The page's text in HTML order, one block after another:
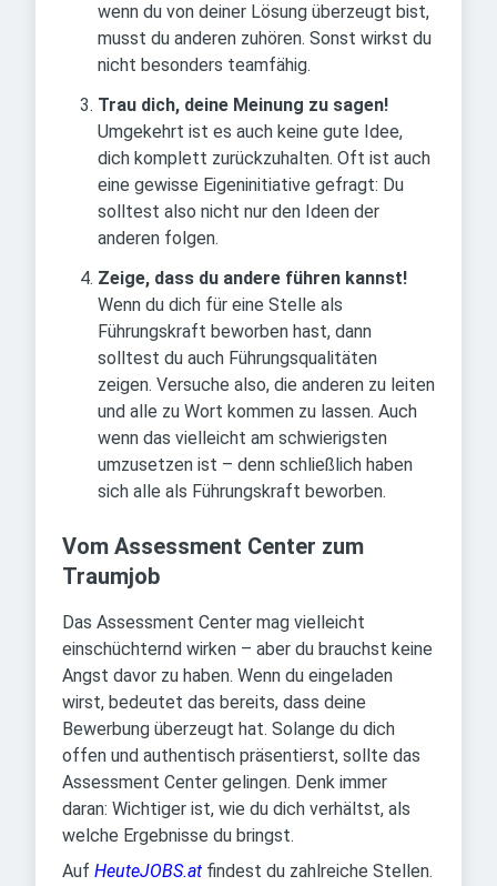
wenn du von deiner Lösung überzeugt bist,
musst du anderen zuhören. Sonst wirkst du
nicht besonders teamfähig.
Trau dich, deine Meinung zu sagen!
Umgekehrt ist es auch keine gute Idee,
dich komplett zurückzuhalten. Oft ist auch
eine gewisse Eigeninitiative gefragt: Du
solltest also nicht nur den Ideen der
anderen folgen.
Zeige, dass du andere führen kannst!
Wenn du dich für eine Stelle als
Führungskraft beworben hast, dann
solltest du auch Führungsqualitäten
zeigen. Versuche also, die anderen zu leiten
und alle zu Wort kommen zu lassen. Auch
wenn das vielleicht am schwierigsten
umzusetzen ist – denn schließlich haben
sich alle als Führungskraft beworben.
Vom Assessment Center zum
Traumjob
Das Assessment Center mag vielleicht
einschüchternd wirken – aber du brauchst keine
Angst davor zu haben. Wenn du eingeladen
wirst, bedeutet das bereits, dass deine
Bewerbung überzeugt hat. Solange du dich
offen und authentisch präsentierst, sollte das
Assessment Center gelingen. Denk immer
daran: Wichtiger ist, wie du dich verhältst, als
welche Ergebnisse du bringst.
Auf HeuteJOBS.at findest du zahlreiche Stellen.